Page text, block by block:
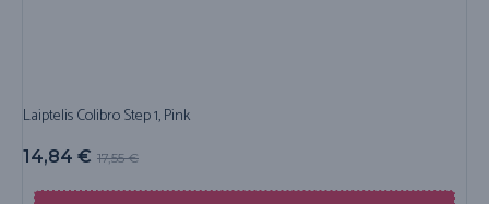
Laiptelis Colibro Step 1, Pink
17,55€
14,84 €